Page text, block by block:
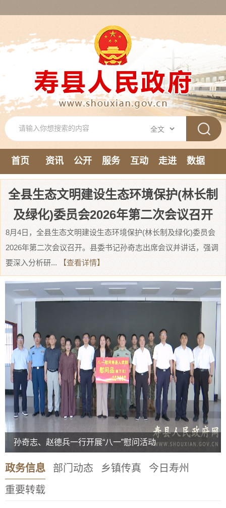
首页 资讯 公开 服务 互动 走进
数据
新媒体
全县生态文明建设生态环境保护(林长制
及绿化)委员会2026年第二次会议召开
8月4日，全县生态文明建设生态环境保护(林长制及绿化)委员会
2026年第二次会议召开。县委书记孙奇志出席会议并讲话，强调
要深入分析研...
【查看详情】
孙奇志、赵德兵一行开展“八一”慰问活动
政务信息 部门动态 乡镇传真
今日寿州
重要转载